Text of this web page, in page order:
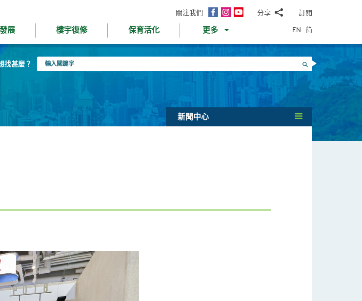
關注我們
面
InstagramYouTube分享
郵WhatsApp
微
信
面
書Twitter
LinkedIn
微
訂閱
展 樓宇復修 保育活化 更多 EN 简
找甚麼？
入
搜尋
新聞中心